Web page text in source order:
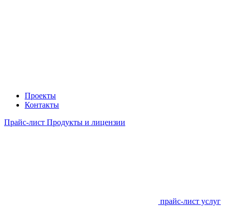
Проекты
Контакты
Прайс-лист Продукты и лицензии
прайс-лист услуг